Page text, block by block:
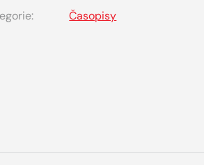
Časopisy